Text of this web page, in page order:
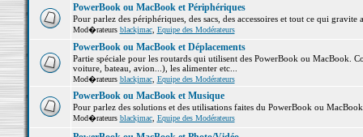
PowerBook ou MacBook et Périphériques
Pour parlez des périphériques, des sacs, des accessoires et tout ce qui
Mod�rateurs blackjmac, Equipe des Modérateurs
PowerBook ou MacBook et Déplacements
Partie spéciale pour les routards qui utilisent des PowerBook ou MacBook.
voiture, bateau, avion...), les alimenter etc...
Mod�rateurs blackjmac, Equipe des Modérateurs
PowerBook ou MacBook et Musique
Pour parlez des solutions et des utilisations faites du PowerBook ou
Mod�rateurs blackjmac, Equipe des Modérateurs